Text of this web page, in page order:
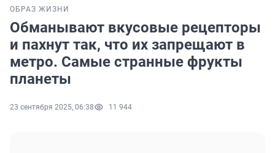
ОБРАЗ ЖИЗНИ
Обманывают вкусовые рецепторы
и пахнут так, что их запрещают в
метро. Самые странные фрукты
планеты
23 сентября 2025, 06:38 11 944